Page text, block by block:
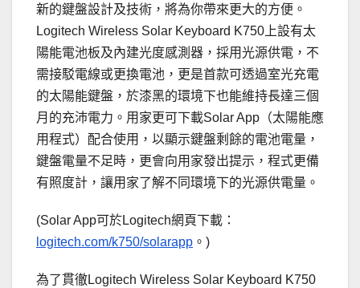
新的鍵盤設計及技術，將為你帶來更大的方便。
Logitech Wireless Solar Keyboard K750上設有太
陽能電池板及內建光度感測器，採用光源供電，不
需接駁電線或更換電池，更是首款可透過室光充電
的太陽能鍵盤，於漆黑的環境下也能維持長達三個
月的充沛電力。用家更可下載Solar App（太陽能應
用程式）配合使用，以顯示鍵盤剩餘的電池電量，
鍵盤電量不足時，更會向用家發出提示，程式更備
有照度計，讓用家了解不同環境下的光源供電量。
(Solar App可於Logitech網頁下載：
logitech.com/k750/solarapp 。)
為了貫徹Logitech Wireless Solar Keyboard K750